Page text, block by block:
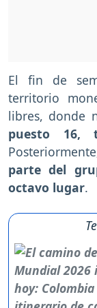
El fin de
territorio
libres, donde
puesto 16,
parte del
octavo lugar.